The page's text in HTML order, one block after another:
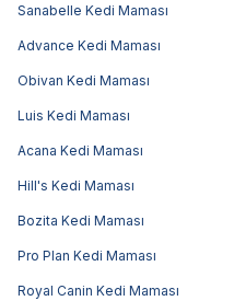
Sanabelle Kedi Maması
Advance Kedi Maması
Obivan Kedi Maması
Luis Kedi Maması
Acana Kedi Maması
Hill's Kedi Maması
Bozita Kedi Maması
Pro Plan Kedi Maması
Royal Canin Kedi Maması